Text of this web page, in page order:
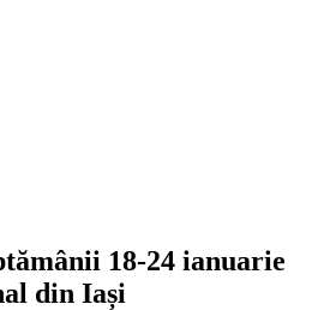
18-24 ianuarie
din Iași